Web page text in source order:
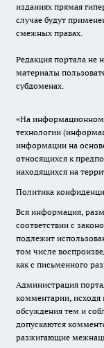
изданиях прямая
случае будут
смежных правах.
Редакция портала не
материалы
субдоменах.
«На информационном
технологии
информации на
относящихся к
находящихся на
Политика
Вся информация,
соответствии с
подлежит
том числе
как с письменного
Администрация
комментарии, исходя
обсуждения тем и
допускаются
разжигающие